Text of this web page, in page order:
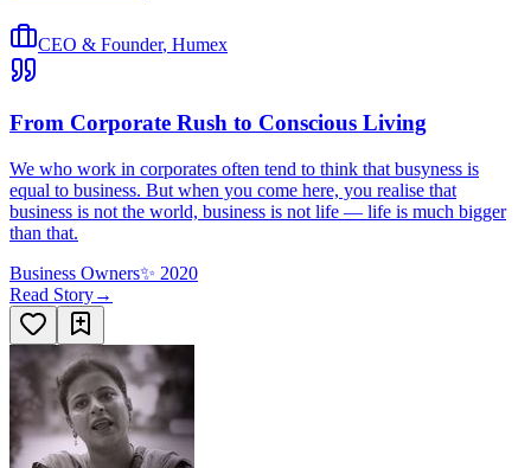
CEO & Founder, Humex
From Corporate Rush to Conscious Living
We who work in corporates often tend to think that busyness is
equal to business. But when you come here, you realise that
business is not the world, business is not life — life is much bigger
than that.
Business Owners✨ 2020
Read Story→